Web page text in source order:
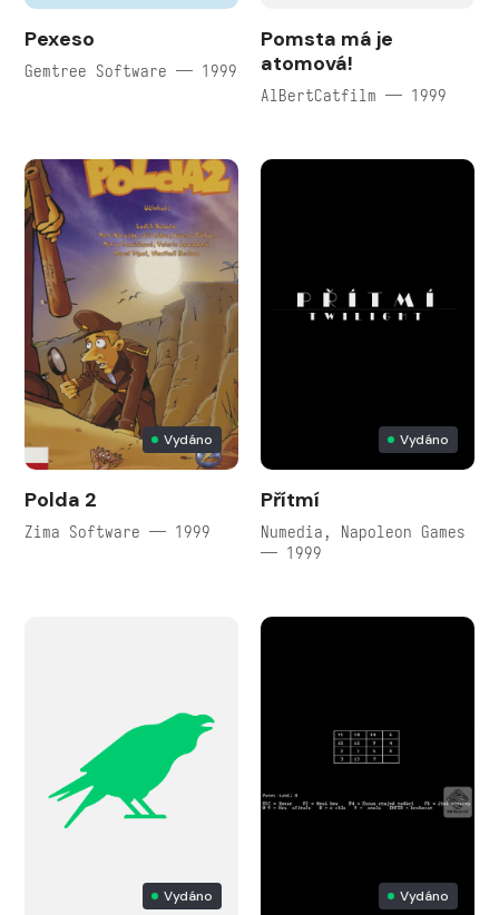
Pexeso
Gemtree Software — 1999
Pomsta má je
atomová!
AlBertCatfilm — 1999
Vydáno
Polda 2
Zima Software — 1999
Vydáno
Přítmí
Numedia, Napoleon Games
— 1999
Vydáno Vydáno